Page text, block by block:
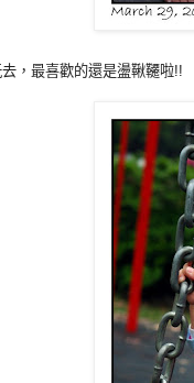
，最喜歡的還是盪鞦韆啦!!